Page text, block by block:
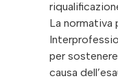
La normativa
per
causa